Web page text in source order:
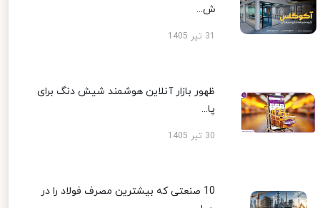
ش...
ظهور بازار آنلاین هوشمند شیش دنگ برای
پا...
30 تیر 1405
10 صنعتی که بیشترین مصرف فولاد را در